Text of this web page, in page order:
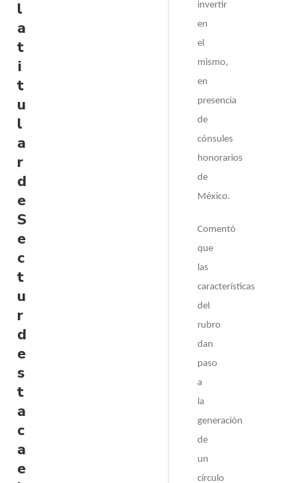
l
a
t
i
t
u
l
a
r
d
e
S
e
c
t
u
r
d
e
s
t
a
c
a
e
invertir
en
el
mismo,
en
presencia
de
cónsules
honorarios
de
México.
Comentó
que
las
características
del
rubro
dan
paso
a
la
generación
de
un
círculo